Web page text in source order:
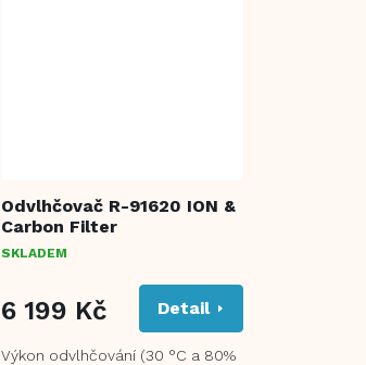
Odvlhčovač R-91620 ION &
Carbon Filter
SKLADEM
6 199 Kč Detail
Výkon odvlhčování (30 °C a 80%